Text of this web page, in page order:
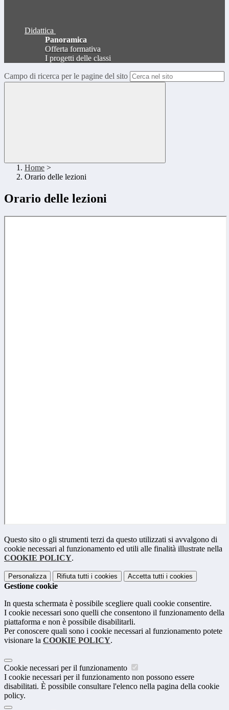
Didattica
Panoramica
Offerta formativa
I progetti delle classi
Campo di ricerca per le pagine del sito
Home >
Orario delle lezioni
Orario delle lezioni
Questo sito o gli strumenti terzi da questo utilizzati si avvalgono di
cookie necessari al funzionamento ed utili alle finalità illustrate nella
COOKIE POLICY.
Personalizza Rifiuta tutti i cookies Accetta tutti i cookies
Gestione cookie
In questa schermata è possibile scegliere quali cookie consentire.
I cookie necessari sono quelli che consentono il funzionamento della
piattaforma e non è possibile disabilitarli.
Per conoscere quali sono i cookie necessari al funzionamento potete
visionare la COOKIE POLICY.
Cookie necessari per il funzionamento
I cookie necessari per il funzionamento non possono essere
disabilitati. È possibile consultare l'elenco nella pagina della cookie
policy.